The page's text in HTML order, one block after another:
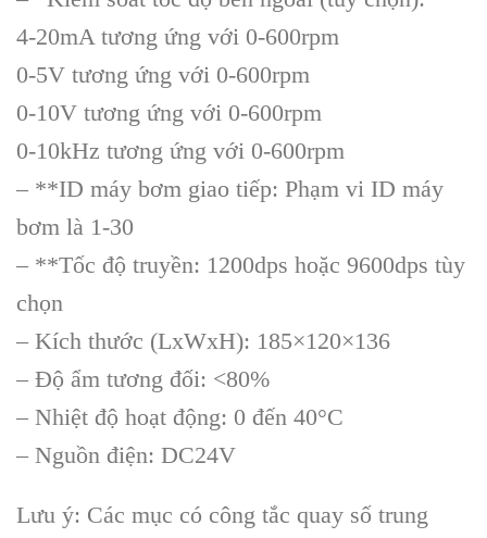
4-20mA tương ứng với 0-600rpm
0-5V tương ứng với 0-600rpm
0-10V tương ứng với 0-600rpm
0-10kHz tương ứng với 0-600rpm
– **ID máy bơm giao tiếp: Phạm vi ID máy
bơm là 1-30
– **Tốc độ truyền: 1200dps hoặc 9600dps tùy
chọn
– Kích thước (LxWxH): 185×120×136
– Độ ẩm tương đối: <80%
– Nhiệt độ hoạt động: 0 đến 40°C
– Nguồn điện: DC24V
Lưu ý: Các mục có công tắc quay số trung